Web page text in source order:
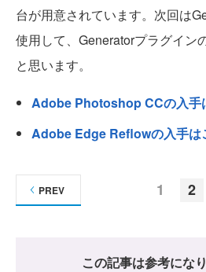
台が用意されています。次回は
使用して、Generatorプラグイン
と思います。
Adobe Photoshop CCの入手
Adobe Edge Reflowの入手は
1 2
PREV
この記事は参考にな